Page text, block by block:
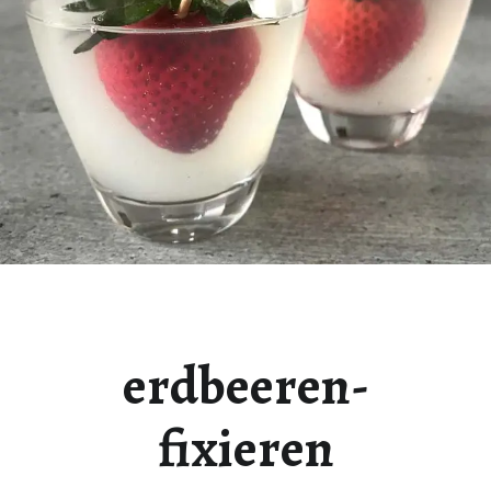
erdbeeren-
fixieren